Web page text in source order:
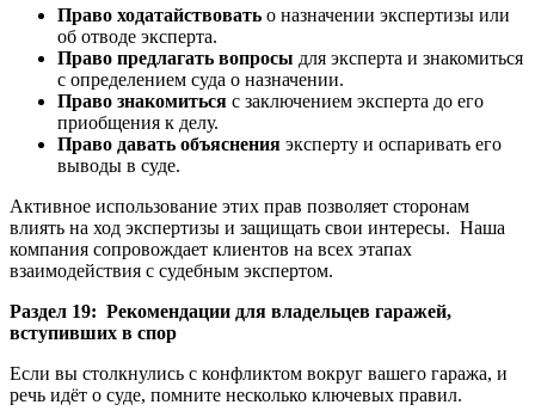
Право ходатайствовать о назначении экспертизы или
об отводе эксперта.
Право предлагать вопросы для эксперта и знакомиться
с определением суда о назначении.
Право знакомиться с заключением эксперта до его
приобщения к делу.
Право давать объяснения эксперту и оспаривать его
выводы в суде.
Активное использование этих прав позволяет сторонам
влиять на ход экспертизы и защищать свои интересы. Наша
компания сопровождает клиентов на всех этапах
взаимодействия с судебным экспертом.
Раздел 19: Рекомендации для владельцев гаражей,
вступивших в спор
Если вы столкнулись с конфликтом вокруг вашего гаража, и
речь идёт о суде, помните несколько ключевых правил.